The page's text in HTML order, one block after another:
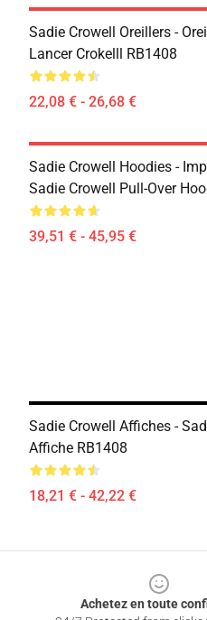
Sadie Crowell Oreillers -
Lancer Crokelll RB1408
22,08 € - 26,68 €
Sadie Crowell Hoodies -
Sadie Crowell Pull-Over
39,51 € - 45,95 €
Sadie Crowell Affiches -
Affiche RB1408
18,21 € - 42,22 €
Achetez en toute